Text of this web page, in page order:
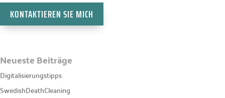
KONTAKTIEREN SIE MICH
Neueste Beiträge
Digitalisierungstipps
SwedishDeathCleaning